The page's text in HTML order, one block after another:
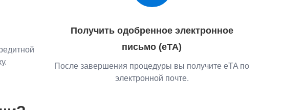
Получить одобренное электронное
письмо (eTA)
После завершения процедуры вы получите eTA по
электронной почте.